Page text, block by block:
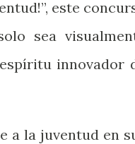
este
sea
innovador
a la juventud en